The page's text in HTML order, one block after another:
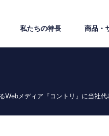
私たちの特⻑ 商品・
Webメディア『コントリ』に当社